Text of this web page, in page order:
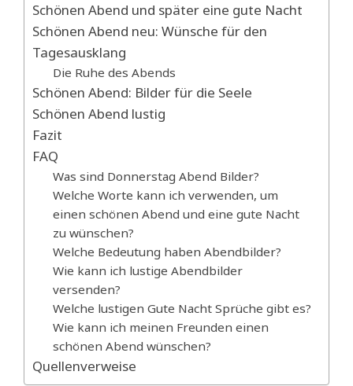
Schönen Abend und später eine gute Nacht
Schönen Abend neu: Wünsche für den
Tagesausklang
Die Ruhe des Abends
Schönen Abend: Bilder für die Seele
Schönen Abend lustig
Fazit
FAQ
Was sind Donnerstag Abend Bilder?
Welche Worte kann ich verwenden, um
einen schönen Abend und eine gute Nacht
zu wünschen?
Welche Bedeutung haben Abendbilder?
Wie kann ich lustige Abendbilder
versenden?
Welche lustigen Gute Nacht Sprüche gibt es?
Wie kann ich meinen Freunden einen
schönen Abend wünschen?
Quellenverweise